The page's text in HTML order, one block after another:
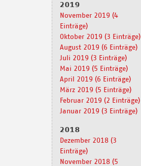
2019
November 2019 (4
Einträge)
Oktober 2019 (3 Einträge)
August 2019 (6 Einträge)
Juli 2019 (3 Einträge)
Mai 2019 (5 Einträge)
April 2019 (6 Einträge)
März 2019 (5 Einträge)
Februar 2019 (2 Einträge)
Januar 2019 (3 Einträge)
2018
Dezember 2018 (3
Einträge)
November 2018 (5